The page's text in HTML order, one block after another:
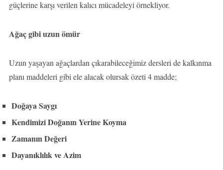
güçlerine karşı verilen kalıcı mücadeleyi örnekliyor.
Ağaç gibi uzun ömür
Uzun yaşayan ağaçlardan çıkarabileceğimiz dersleri de kalkınma
planı maddeleri gibi ele alacak olursak özeti 4 madde;
Doğaya Saygı
Kendimizi Doğanın Yerine Koyma
Zamanın Değeri
Dayanıklılık ve Azim